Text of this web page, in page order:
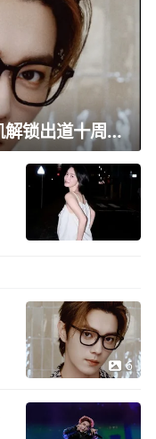
从复古休闲到先锋正装，许凯解锁出道十周年大片
6